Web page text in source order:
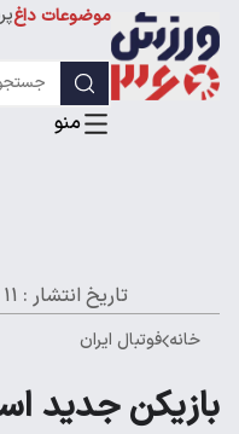
موضوعات داغ
تاریخ انتشار : ۱۱ تیر ۱۴۰۳ - ۱۷:۱۸
خانه فوتبال ایران
بازیکن جدید